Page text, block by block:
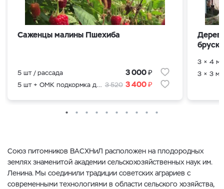
Саженцы малины Пшехиба
5 шт / рассада 3 000₽
5 шт + ОМК подкормка для саженцев 3 520 3 400₽
3 × 4 м.
3 × 3 м.
Союз питомников ВАСХНиЛ расположен на плодородных
землях знаменитой академии сельскохозяйственных наук им.
Ленина. Мы соединили традиции советских аграриев с
современными технологиями в области сельского хозяйства,